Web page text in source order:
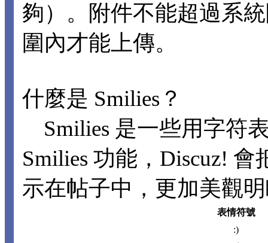
夠）。附件不能超過系
圍內才能上傳。
什麼是 Smilies？
Smilies 是一些用字符
Smilies 功能，Discuz!
示在帖子中，更加美觀
表情符號
:)